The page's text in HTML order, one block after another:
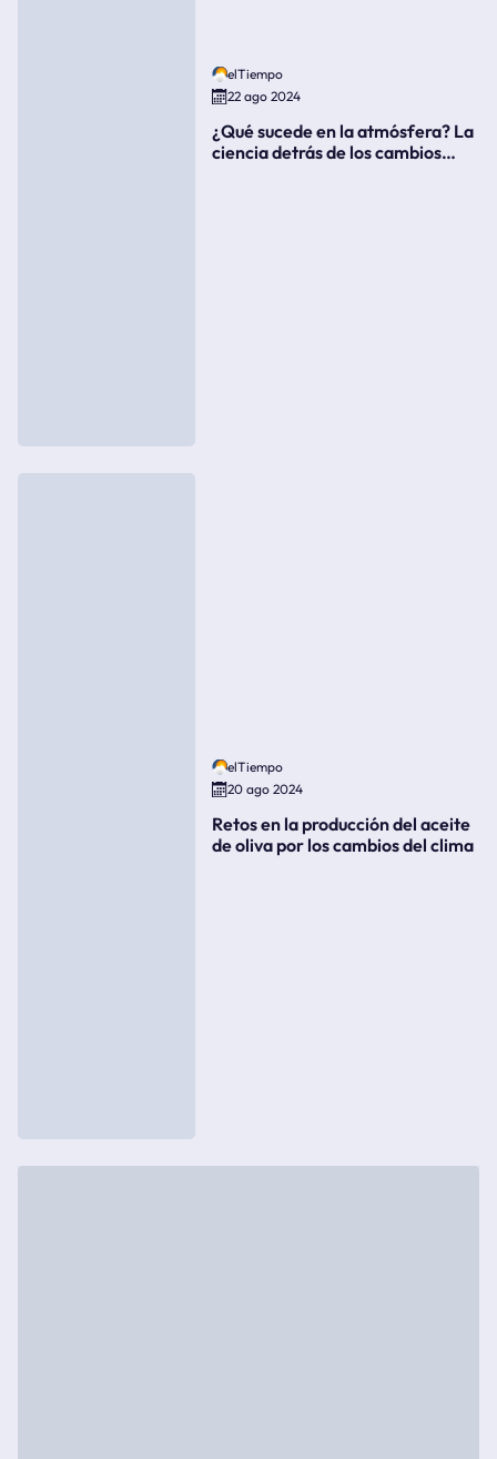
elTiempo
22 ago 2024
¿Qué sucede en la atmósfera? La
ciencia detrás de los cambios
elTiempo
20 ago 2024
Retos en la producción del aceite
de oliva por los cambios del clima